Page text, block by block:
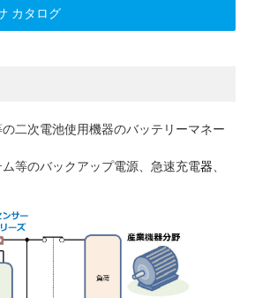
カタログ
二次電池使用機器のバッテリーマネー
等のバックアップ電源、急速充電器、